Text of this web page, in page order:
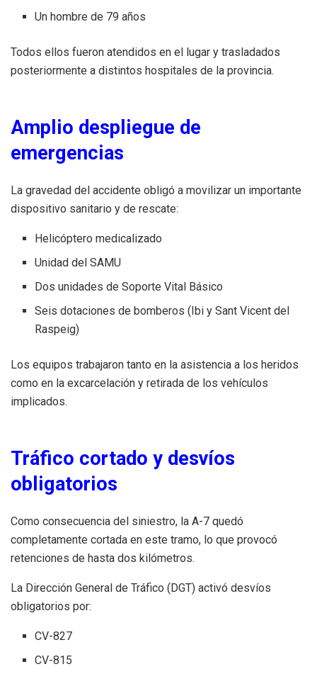
Un hombre de 79 años
Todos ellos fueron atendidos en el lugar y trasladados
posteriormente a distintos hospitales de la provincia.
Amplio despliegue de
emergencias
La gravedad del accidente obligó a movilizar un importante
dispositivo sanitario y de rescate:
Helicóptero medicalizado
Unidad del SAMU
Dos unidades de Soporte Vital Básico
Seis dotaciones de bomberos (Ibi y Sant Vicent del
Raspeig)
Los equipos trabajaron tanto en la asistencia a los heridos
como en la excarcelación y retirada de los vehículos
implicados.
Tráfico cortado y desvíos
obligatorios
Como consecuencia del siniestro, la A-7 quedó
completamente cortada en este tramo, lo que provocó
retenciones de hasta dos kilómetros.
La Dirección General de Tráfico (DGT) activó desvíos
obligatorios por:
CV-827
CV-815